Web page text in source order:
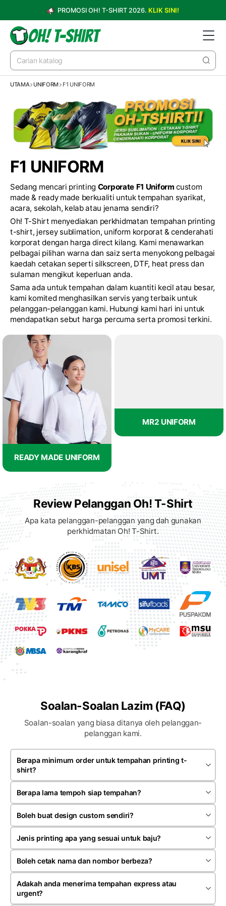
PROMOSI OH! T-SHIRT 2026. KLIK SINI!
UTAMA UNIFORM F1 UNIFORM
F1 UNIFORM
Sedang mencari printing Corporate F1 Uniform custom
made & ready made berkualiti untuk tempahan syarikat,
acara, sekolah, kelab atau jenama sendiri?
Oh! T-Shirt menyediakan perkhidmatan tempahan printing
t-shirt, jersey sublimation, uniform korporat & cenderahati
korporat dengan harga direct kilang. Kami menawarkan
pelbagai pilihan warna dan saiz serta menyokong pelbagai
kaedah cetakan seperti silkscreen, DTF, heat press dan
sulaman mengikut keperluan anda.
Sama ada untuk tempahan dalam kuantiti kecil atau besar,
kami komited menghasilkan servis yang terbaik untuk
pelanggan-pelanggan kami. Hubungi kami hari ini untuk
mendapatkan sebut harga percuma serta promosi terkini.
READY MADE UNIFORM
MR2 UNIFORM
Review Pelanggan Oh! T-Shirt
Apa kata pelanggan-pelanggan yang dah gunakan
perkhidmatan Oh! T-Shirt.
Soalan-Soalan Lazim (FAQ)
Soalan-soalan yang biasa ditanya oleh pelanggan-
pelanggan kami.
Berapa minimum order untuk tempahan printing t-
shirt?
Minimum order bergantung kepada jenis produk dan teknik
printing yang dipilih. Kebiasaannya tempahan bermula
sekitar 20 hingga 30 helai untuk satu design.
Berapa lama tempoh siap tempahan?
Kebiasaannya tempahan siap dalam anggaran 7 hingga 14
hari bekerja selepas artwork dan pembayaran deposit
disahkan. Tempoh mungkin berubah mengikut kuantiti serta
jenis tempahan
Boleh buat design custom sendiri?
Ya. Anda boleh menghantar design sendiri, logo, gambar
rujukan atau idea kepada team kami untuk proses semakan
dan penyediaan mockup sebelum production dijalankan.
Jenis printing apa yang sesuai untuk baju?
Ia bergantung kepada jenis fabrik, kuantiti dan rekaan. Kami
menyediakan silk screen, heat press, sublimation dan
embroidery mengikut kesesuaian tempahan pelanggan.
Boleh cetak nama dan nombor berbeza?
Ya. Kami menerima tempahan nama individu, nombor,
jabatan atau posisi berbeza terutamanya untuk jersey,
uniform syarikat dan pakaian event.
Adakah anda menerima tempahan express atau
urgent?